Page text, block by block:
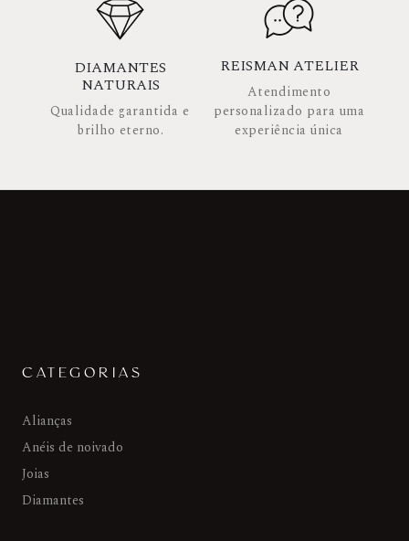
DIAMANTES
NATURAIS
Qualidade garantida e
brilho eterno.
REISMAN ATELIER
Atendimento
personalizado para uma
experiência única
CATEGORIAS
Alianças
Anéis de noivado
Joias
Diamantes